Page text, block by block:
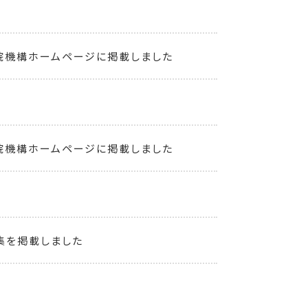
構ホームページに掲載しました
構ホームページに掲載しました
掲載しました